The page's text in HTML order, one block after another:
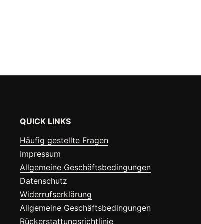
QUICK LINKS
Häufig gestellte Fragen
Impressum
Allgemeine Geschäftsbedingungen
Datenschutz
Widerrufserklärung
Allgemeine Geschäftsbedingungen
Rückerstattungsrichtlinie